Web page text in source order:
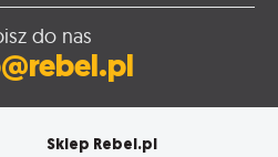
do nas
Sklep Rebel.pl